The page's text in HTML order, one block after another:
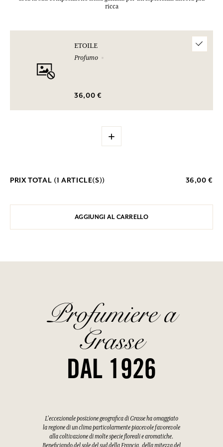
ricca
ETOILE
Profumo
36,00 €
+
PRIX TOTAL (1 ARTICLE(S)) 36,00 €
AGGIUNGI AL CARRELLO
Profumiere a
Grasse
DAL 1926
L'eccezionale posizione geografica di Grasse ha omaggiato
la regione di un clima particolarmente piacevole favorevole
alla coltivazione di molte specie floreali e aromatiche.
Beneficiando del sole del sud della Francia, della mitezza del